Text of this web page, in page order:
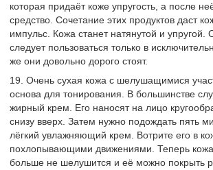
которая придаёт коже упругость, а после
средство. Сочетание этих продуктов даст
импульс. Кожа станет натянутой и
следует пользоваться только в
же они довольно дорого стоят.
19. Очень сухая кожа с шелушащимися
основа для тонирования. В большинстве
жирный крем. Его наносят на лицо
снизу вверх. Затем нужно подождать пять
лёгкий увлажняющий крем. Вотрите его в
похлопывающими движениями. Теперь
больше не шелушится и её можно покрыть